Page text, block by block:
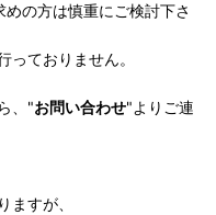
の方は慎重にご検討下さ
っておりません。
、"お問い合わせ"よりご連
ますが、